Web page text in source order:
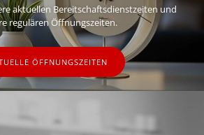
aktuellen Bereitschaftsdienstzeiten und
regulären Öffnungszeiten.
ÖFFNUNGSZEITEN